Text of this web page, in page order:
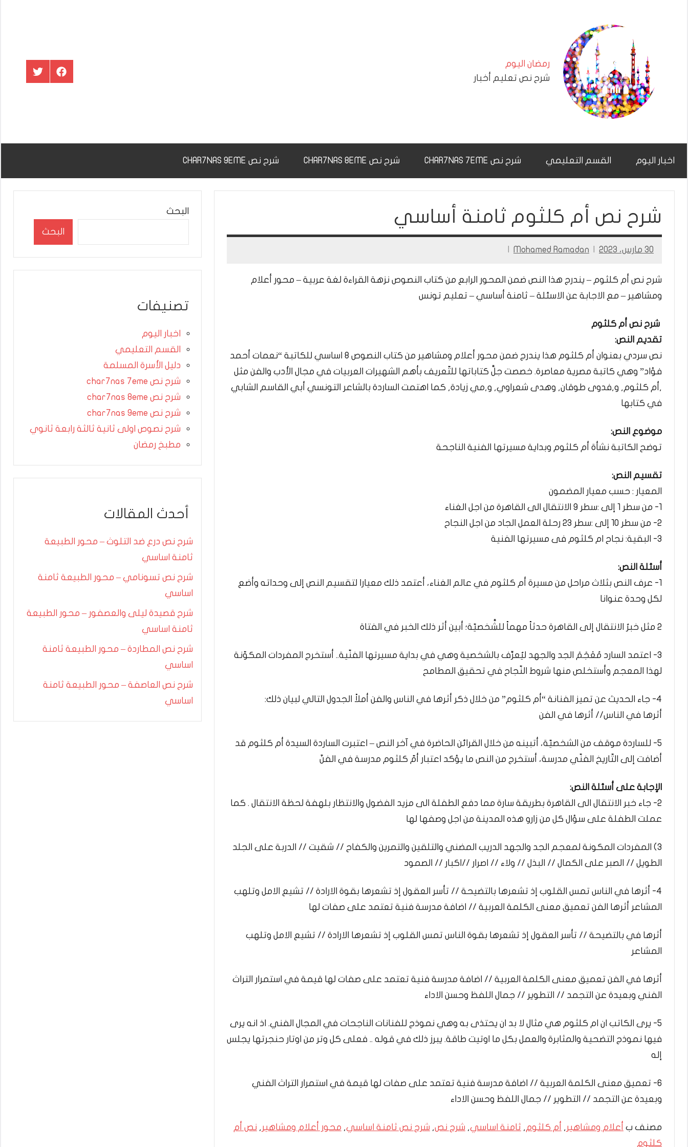
رمضان اليوم
شرح نص تعليم أخبار
عنصر
عنصر
اخبار اليوم القسم التعليمي شرح نص CHAR7NAS 7EME شرح نص CHAR7NAS 8EME شرح نص CHAR7NAS 9EME
شرح نص أم كلثوم ثامنة أساسي
30 مارس، 2023 Mohamed Ramadan
شرح نص أم كلثوم – يندرج هذا النص ضمن المحور الرابع من كتاب النصوص نزهة القراءة لغة عربية – محور أعلام
ومشاهير – مع الاجابة عن الاسئلة – ثامنة أساسي – تعليم تونس
شرح نص أم كلثوم
تقديم النص:
نص سردي بعنوان أم كلثوم هذا يندرج ضمن محور أعلام ومشاهير من كتاب النصوص 8 اساسي للكاتبة “نعمات أحمد
فؤاد” وهي كاتبة مصرية معاصرة. خصصت جلَّ كتاباتها للتّعريف بأهم الشهيرات العربيات في مجال الأدب والفن مثل
,أم كلثوم, و,فدوى طوقان, وهدى شعراوي, و,مي زيادة, كما اهتمت الساردة بالشاعر التونسي أبي القاسم الشابي
في كتابها
موضوع النص:
توضح الكاتبة نشأة أم كلثوم وبداية مسيرتها الفنية الناجحة
تقسيم النص:
المعيار : حسب معيار المضمون
1- من سطر 1 إلى :سطر 9 الانتقال الى القاهرة من اجل الغناء
2- من سطر 10 إلى :سطر 23 رحلة العمل الجاد من اجل النجاح
3- البقية: نجاح ام كلثوم فى مسيرتها الفنية
أسئلة النص:
1- عرف النص بثلاث مراحل من مسيرة أم كلثوم في عالم الغناء، أعتمد ذلك معيارا لتقسيم النص إلى وحداته وأضع
لكل وحدة عنوانا
2 مثل خبرُ الانتقال إلى القاهرة حدثاً مهماً للشَّخصيّة؛ أبين أثر ذلك الخبر في الفتاة
3- اعتمد السارد مُعْجَمَ الجد والجهد ليُعرِّف بالشخصية وهي في بداية مسيرتها الفنّية.. أستخرج المفردات المكوّنة
لهذا المعجم وأستخلص منها شروط النّجاح في تحقيق المطامح
4- جاء الحديث عن تميز الفنانة “أم كلثوم” من خلال ذكر أثرها في الناس والفن أملاً الجدول التالي لبيان ذلك:
أثرها في الناس// أثرها في الفن
5- للساردة موقف من الشخصيّة، أتبينه من خلال القرائن الحاضرة في آخر النص – اعتبرت الساردة السيدة أم كلثوم قد
أضافت إلى التّاريخ الفنّي مدرسة، أستخرج من النص ما يؤكد اعتبار أمّ كلثوم مدرسة في الفنّ
الإجابة على أسئلة النص:
2- جاء خبر الانتقال الى القاهرة بطريقة سارة مما دفع الطفلة الى مزيد الفضول والانتظار بلهفة لحظة الانتقال . كما
عملت الطفلة على سؤال كل من زارو هذه المدينة من اجل وصفها لها
3) المفردات المكونة لمعجم الجد والجهد الدريب المضني والتلقين والتمرين والكفاح // شقيت // الدربة على الجلد
الطويل // الصبر على الكمال // البذل // ولاء // اصرار //اكبار // الصمود
4- أثرها في الناس تمس القلوب إذ تشعرها بالتضيحة // تأسر العقول إذ تشعرها بقوة الارادة // تشيع الامل وتلهب
المشاعر أثرها الفن تعميق معنى الكلمة العربية // اضافة مدرسة فنية تعتمد على صفات لها
أثرها في بالتضيحة // تأسر العقول إذ تشعرها بقوة الناس تمس القلوب إذ تشعرها الارادة // تشيع الامل وتلهب
المشاعر
أثرها في الفن تعميق معنى الكلمة العربية // اضافة مدرسة فنية تعتمد على صفات لها قيمة في استمرار التراث
الفني وبعيدة عن التجمد // التطوير // جمال اللفظ وحسن الاداء
5- يرى الكاتب ان ام كلثوم هي مثال لا بد ان يحتذى به وهي نموذج للفنانات الناجحات في المجال الفني. اذ انه يرى
فيها نموذج التضحية والمثابرة والعمل بكل ما اوتيت طاقة. يبرز ذلك في قوله .. فعلى كل وتر من اوتار حنجرتها يجلس
إله
6- تعميق معنى الكلمة العربية // اضافة مدرسة فنية تعتمد على صفات لها قيمة في استمرار التراث الفني
وبعيدة عن التجمد // التطوير // جمال اللفظ وحسن الاداء
مصنف ب أعلام ومشاهير, أم كلثوم, ثامنة اساسي, شرح نص, شرح نص ثامنة اساسي, محور أعلام ومشاهير, نص أم
كلثوم
البحث
البحث
تصنيفات
اخبار اليوم
القسم التعليمي
دليل الأسرة المسلمة
شرح نص char7nas 7eme
شرح نص char7nas 8eme
شرح نص char7nas 9eme
شرح نصوص اولى ثانية ثالثة رابعة ثانوي
مطبخ رمضان
أحدث المقالات
شرح نص درع ضد التلوث – محور الطبيعة
ثامنة اساسي
شرح نص تسونامي – محور الطبيعة ثامنة
اساسي
شرح قصيدة ليلى والعصفور – محور الطبيعة
ثامنة اساسي
شرح نص المطاردة – محور الطبيعة ثامنة
اساسي
شرح نص العاصفة – محور الطبيعة ثامنة
اساسي